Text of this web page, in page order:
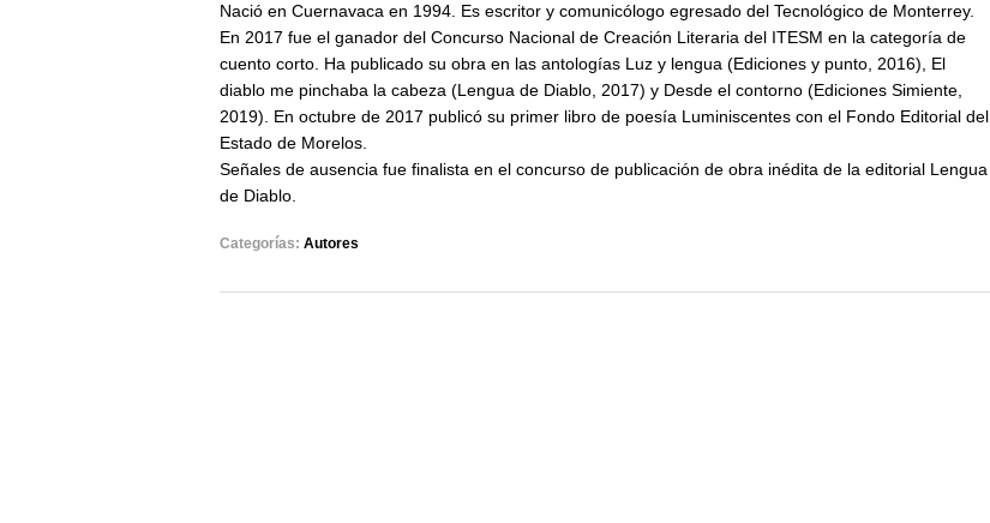
Ronces
Nació en Cuernavaca en 1994. Es escritor y comunicólogo egresado del Tecnológico de Monterrey.
En 2017 fue el ganador del Concurso Nacional de Creación Literaria del ITESM en la categoría de
cuento corto. Ha publicado su obra en las antologías Luz y lengua (Ediciones y punto, 2016), El
diablo me pinchaba la cabeza (Lengua de Diablo, 2017) y Desde el contorno (Ediciones Simiente,
2019). En octubre de 2017 publicó su primer libro de poesía Luminiscentes con el Fondo Editorial del
Estado de Morelos.
Señales de ausencia fue finalista en el concurso de publicación de obra inédita de la editorial Lengua
de Diablo.
Categorías: Autores